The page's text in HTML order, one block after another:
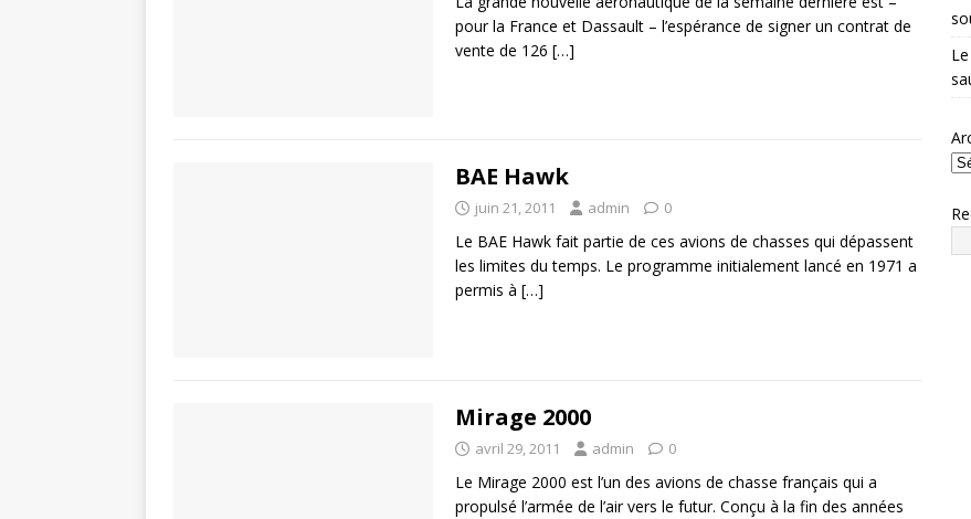
pour la France et Dassault – l’espérance de signer un contrat de
vente de 126 […]
BAE Hawk
juin 21, 2011 admin 0
Le BAE Hawk fait partie de ces avions de chasses qui dépassent
les limites du temps. Le programme initialement lancé en 1971 a
permis à […]
Mirage 2000
avril 29, 2011 admin 0
Le Mirage 2000 est l’un des avions de chasse français qui a
propulsé l’armée de l’air vers le futur. Conçu à la fin des années